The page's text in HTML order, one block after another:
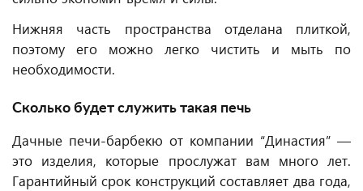
Нижняя часть пространства отделана плиткой,
поэтому его можно легко чистить и мыть по
необходимости.
Сколько будет служить такая печь
Дачные печи-барбекю от компании “Династия” —
это изделия, которые прослужат вам много лет.
Гарантийный срок конструкций составляет два года,